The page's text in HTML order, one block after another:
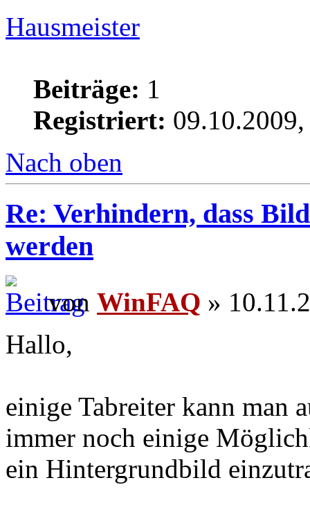
Hausmeister
Beiträge: 1
Registriert:
Nach oben
Re: Verhindern, dass
werden
von WinFAQ »
Hallo,
einige Tabreiter kann man
immer noch einige
ein Hintergrundbild